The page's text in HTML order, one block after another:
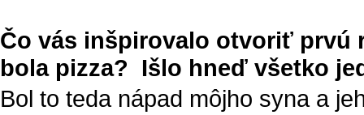
Čo vás inšpirovalo otvoriť prvú
bola pizza? Išlo hneď všetko
Bol to teda nápad môjho syna a